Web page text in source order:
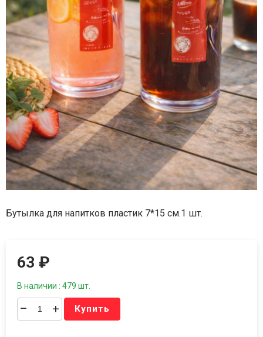
Бутылка для напитков пластик 7*15 см.1 шт.
63₽
В наличии : 479 шт.
– + Купить